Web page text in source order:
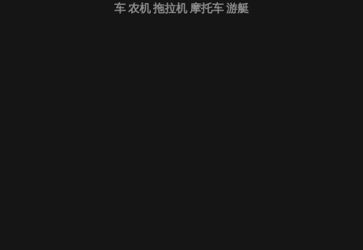
车 农机 拖拉机 摩托车 游艇